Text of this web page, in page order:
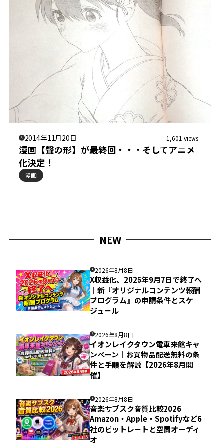
2014年11月20日 1,601 views
漫画【聲の形】が最終回・・・そしてアニメ
化決定！
漫画
NEW
2026年8月8日
X収益化、2026年9月7日で終了へ
｜新『オリジナルコンテンツ報酬
プログラム』の申請条件とスケ
ジュール
2026年8月8日
イオンレイクタウン電車来館キャ
ンペーン｜お買物品配送無料の条
件と手順を解説【2026年8月開
催】
2026年8月8日
音楽サブスク音質比較2026｜
Amazon・Apple・Spotifyなど6
社のビットレートと空間オーディ
オ